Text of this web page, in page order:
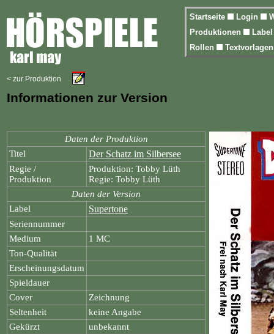
Startseite Login
Produktionen
Rollen
< zur Produktion
Informationen zur Version
Daten der Produktion
Titel
Der Schatz im Silbersee
Regie /
Produktion
Produktion: Tobby Lüth
Regie: Tobby Lüth
Daten der Version
Label
Supertone
Seriennummer
Medium
1 MC
Ton-Qualität
Erscheinungsdatum
Spieldauer
Cover
Zeichnung
Seltenheit
keine Angabe
Gekürzt
unbekannt